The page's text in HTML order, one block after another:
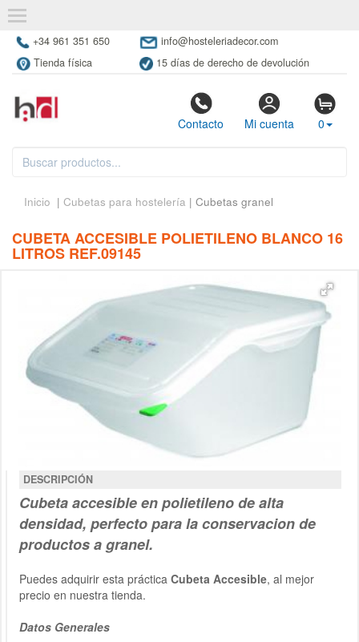
+34 961 351 650
info@hosteleriadecor.com
Tienda física
15 días de derecho de devolución
Contacto Mi cuenta 0
Inicio | Cubetas para hostelería | Cubetas granel
CUBETA ACCESIBLE POLIETILENO BLANCO 16
LITROS REF.09145
DESCRIPCIÓN
Cubeta accesible en polietileno de alta
densidad, perfecto para la conservacion de
productos a granel.
Puedes adquirir esta práctica Cubeta Accesible, al mejor
precio en nuestra tienda.
Datos Generales